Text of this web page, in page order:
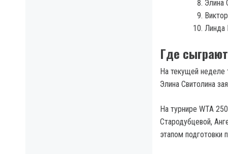
Элина
Линда
Где
На текущей неделе
Элина Свитолина
На турнире WTA
Стародубцевой,
этапом подготовки